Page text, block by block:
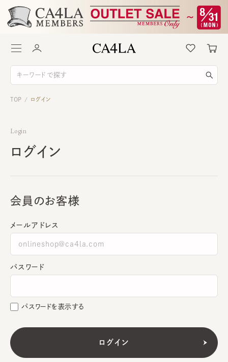
TOP / ログイン
Login
ログイン
会員のお客様
メールアドレス
パスワード
パスワードを表示する